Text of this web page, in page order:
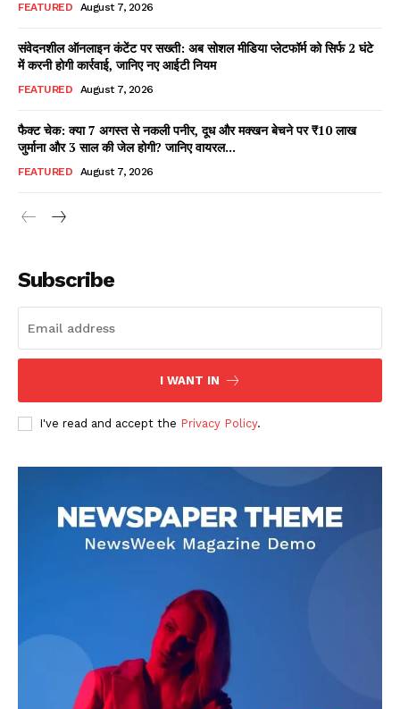
Facebook
X WhatsApp
Share
Read Latest News on AIN
DOWNLOAD NOW
AIN NEWS 1
Contact Us
About Us
Privacy Policy
FEATURED August 7, 2026
संवेदनशील ऑनलाइन कंटेंट पर सख्ती: अब सोशल मीडिया प्लेटफॉर्म को सिर्फ 2 घंटे
में करनी होगी कार्रवाई, जानिए नए आईटी नियम
FEATURED August 7, 2026
फैक्ट चेक: क्या 7 अगस्त से नकली पनीर, दूध और मक्खन बेचने पर ₹10 लाख
जुर्माना और 3 साल की जेल होगी? जानिए वायरल...
FEATURED August 7, 2026
Subscribe
I WANT IN
I've read and accept the Privacy Policy.